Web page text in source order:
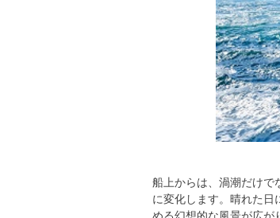
船上からは、渦潮だけで
に変化します。晴れた